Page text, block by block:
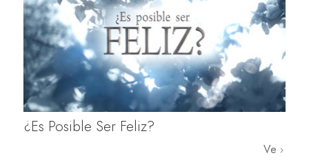
¿Es Posible Ser Feliz?
Ve